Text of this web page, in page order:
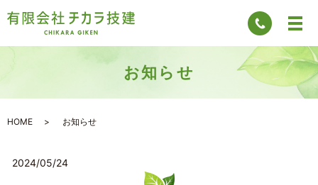
お知らせ
HOME お知らせ
2024/05/24